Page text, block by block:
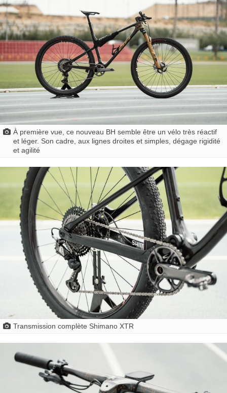
À première vue, ce nouveau BH semble être un vélo très réactif
et léger. Son cadre, aux lignes droites et simples, dégage rigidité
et agilité
Transmission complète Shimano XTR